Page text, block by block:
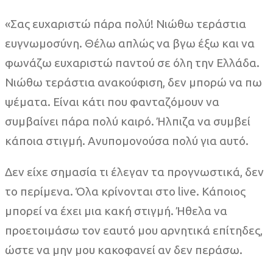
«Σας ευχαριστώ πάρα πολύ! Νιώθω τεράστια
ευγνωμοσύνη. Θέλω απλώς να βγω έξω και να
φωνάζω ευχαριστώ παντού σε όλη την Ελλάδα.
Νιώθω τεράστια ανακούφιση, δεν μπορώ να πω
ψέματα. Είναι κάτι που φανταζόμουν να
συμβαίνει πάρα πολύ καιρό. Ήλπιζα να συμβεί
κάποια στιγμή. Ανυπομονούσα πολύ για αυτό.
Δεν είχε σημασία τι έλεγαν τα προγνωστικά, δεν
το περίμενα. Όλα κρίνονται στο live. Κάποιος
μπορεί να έχει μια κακή στιγμή. Ήθελα να
προετοιμάσω τον εαυτό μου αρνητικά επίτηδες,
ώστε να μην μου κακοφανεί αν δεν περάσω.